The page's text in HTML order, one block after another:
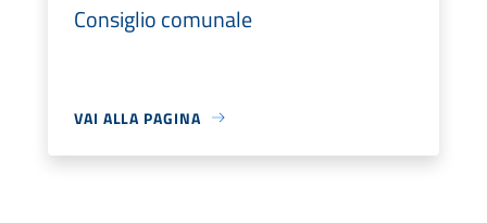
Consiglio comunale
VAI ALLA PAGINA